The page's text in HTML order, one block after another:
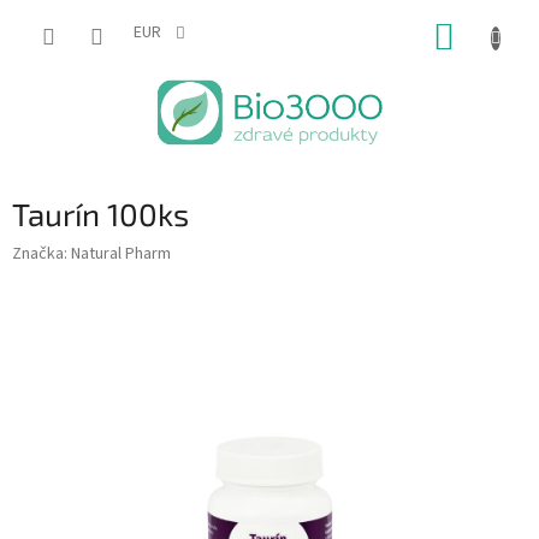
EUR
Taurín 100ks
Značka: Natural Pharm